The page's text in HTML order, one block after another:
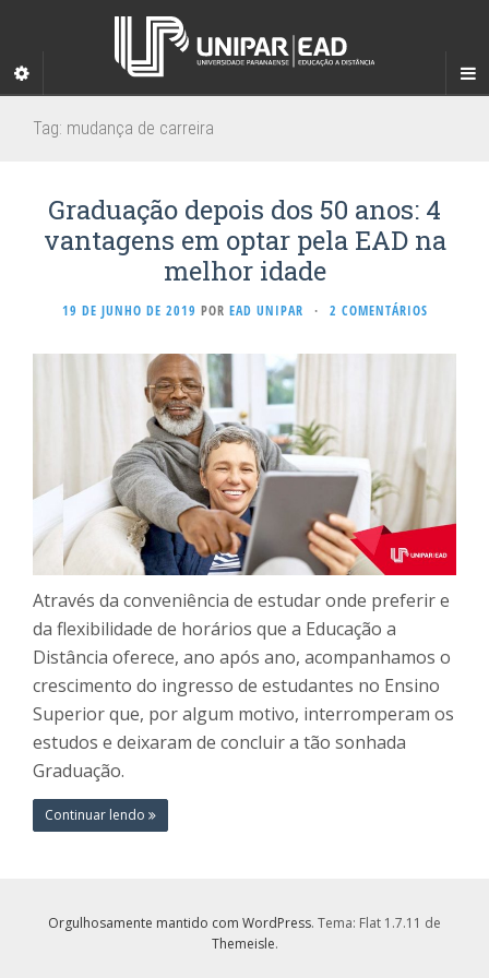
Tag: mudança de carreira
Graduação depois dos 50 anos: 4
vantagens em optar pela EAD na
melhor idade
19 DE JUNHO DE 2019 POR EAD UNIPAR · 2 COMENTÁRIOS
Através da conveniência de estudar onde preferir e
da flexibilidade de horários que a Educação a
Distância oferece, ano após ano, acompanhamos o
crescimento do ingresso de estudantes no Ensino
Superior que, por algum motivo, interromperam os
estudos e deixaram de concluir a tão sonhada
Graduação.
Continuar lendo
Orgulhosamente mantido com WordPress. Tema: Flat 1.7.11 de
Themeisle.